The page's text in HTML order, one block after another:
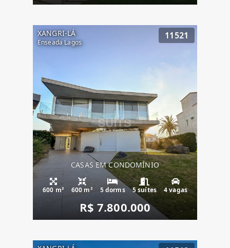
XANGRI-LÁ
Enseada Lagos
11521
CASAS EM CONDOMÍNIO
600 m² 600 m² 5 dorms 5 suítes 4 vagas
R$ 7.800.000